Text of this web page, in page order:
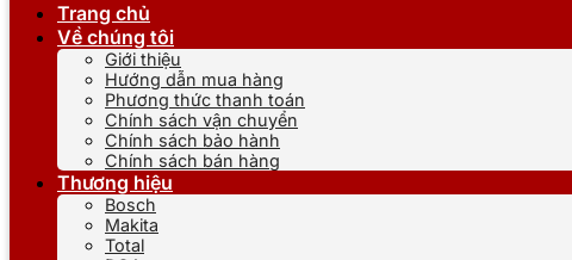
Trang chủ
Về chúng tôi
Giới thiệu
Hướng dẫn mua hàng
Phương thức thanh toán
Chính sách vận chuyển
Chính sách bảo hành
Chính sách bán hàng
Thương hiệu
Bosch
Makita
Total